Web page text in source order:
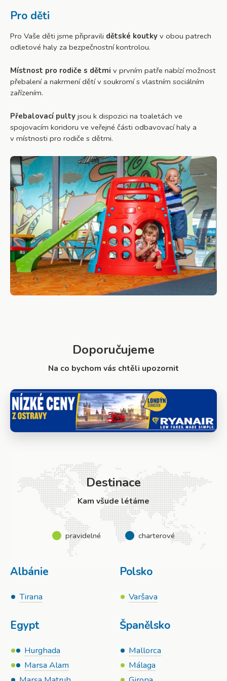
Pro děti
Pro Vaše děti jsme připravili dětské koutky v obou patrech
odletové haly za bezpečnostní kontrolou.
Místnost pro rodiče s dětmi v prvním patře nabízí možnost
přebalení a nakrmení dětí v soukromí s vlastním sociálním
zařízením.
Přebalovací pulty jsou k dispozici na toaletách ve
spojovacím koridoru ve veřejné části odbavovací haly a
v místnosti pro rodiče s dětmi.
Doporučujeme
Na co bychom vás chtěli upozornit
Destinace
Kam všude létáme
pravidelné charterové
Albánie
Tirana
Egypt
Hurghada
Marsa Alam
Polsko
Varšava
Španělsko
Mallorca
Málaga